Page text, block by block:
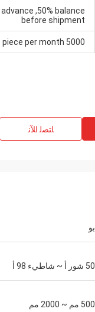
Mr. Alcioni possamai
,50% balance
before shipment
5000 piece per month
ﺎﺘﺼﻟ ﺍﻶﻧ
بو
50 شور أ ~ شاطيء 98 أ
500 مم ~ 2000 مم